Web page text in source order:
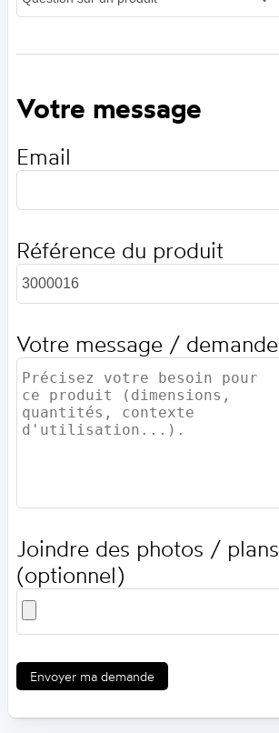
Votre message
Email
Référence du produit
Votre message / demande
Joindre des photos / plans
(optionnel)
Envoyer ma demande